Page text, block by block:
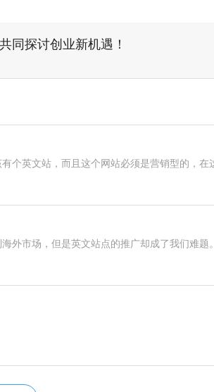
共同探讨创业新机遇！
外市场，但是英文站点的推广却成了我们难题。